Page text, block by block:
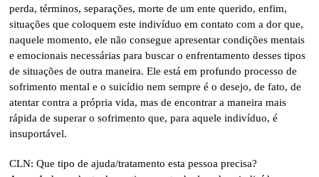
perda, términos, separações, morte de um ente querido, enfim,
situações que coloquem este indivíduo em contato com a dor que,
naquele momento, ele não consegue apresentar condições mentais
e emocionais necessárias para buscar o enfrentamento desses tipos
de situações de outra maneira. Ele está em profundo processo de
sofrimento mental e o suicídio nem sempre é o desejo, de fato, de
atentar contra a própria vida, mas de encontrar a maneira mais
rápida de superar o sofrimento que, para aquele indivíduo, é
insuportável.
CLN: Que tipo de ajuda/tratamento esta pessoa precisa?